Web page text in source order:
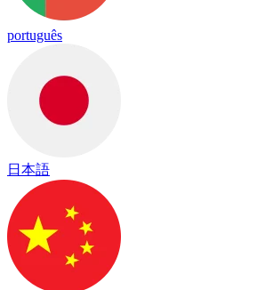
português
日本語